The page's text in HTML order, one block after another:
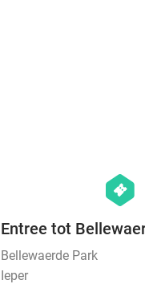
hexagon
events
Entree tot
Bellewaerde Park
Ieper